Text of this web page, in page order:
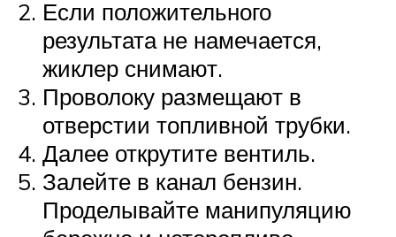
Если положительного
результата не намечается,
жиклер снимают.
Проволоку размещают в
отверстии топливной трубки.
Далее открутите вентиль.
Залейте в канал бензин.
Проделывайте манипуляцию